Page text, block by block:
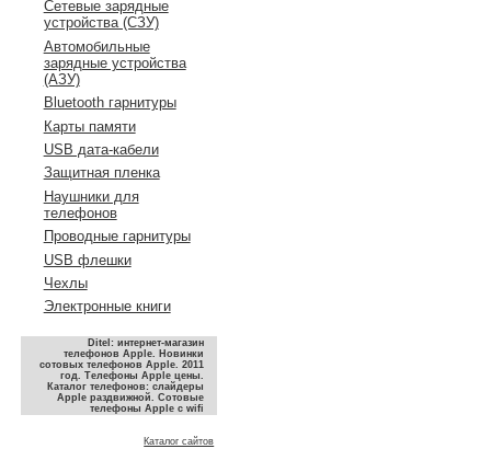
Сетевые зарядные
устройства (СЗУ)
Автомобильные
зарядные устройства
(АЗУ)
Bluetooth гарнитуры
Карты памяти
USB дата-кабели
Защитная пленка
Наушники для
телефонов
Проводные гарнитуры
USB флешки
Чехлы
Электронные книги
Ditel: интернет-магазин
телефонов Apple. Новинки
сотовых телефонов Apple. 2011
год. Телефоны Apple цены.
Каталог телефонов: слайдеры
Apple раздвижной. Сотовые
телефоны Apple с wifi
Каталог сайтов